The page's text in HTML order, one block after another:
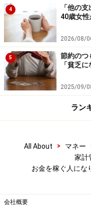
毎年の健康診断は怠
であれば健康を確認
できます。健康が確
ャレンジできますね。
年齢を重ねる毎
また女性だからこそ
は重ねても、年齢に
ラット、40カラット
ひとつ年を重ねる ご
ありたいと心から感
4
「他の
40歳女性
2026/08/
5
節約のつ
「貧乏
2025/09/
ラン
All About > マネー
家計
お金を稼ぐ人にな
会社概要